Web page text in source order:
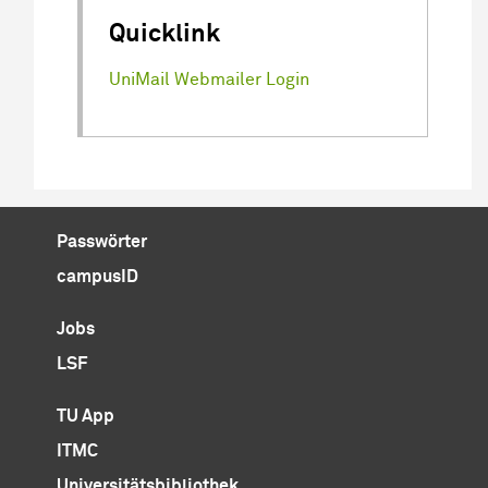
Quicklink
UniMail Webmailer Login
Passwörter
campusID
Jobs
LSF
TU App
ITMC